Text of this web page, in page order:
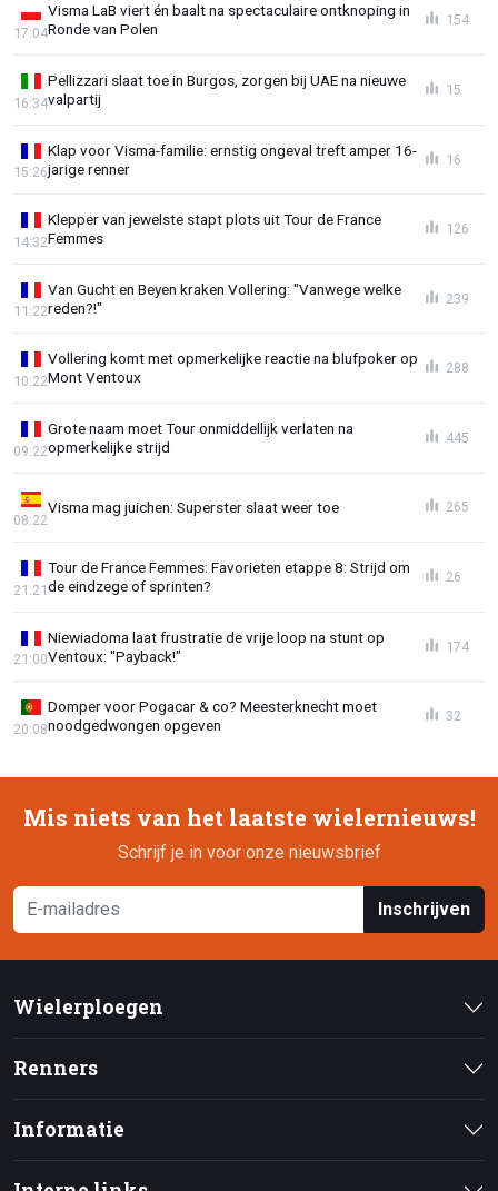
Visma LaB viert én baalt na spectaculaire ontknoping in
Ronde van Polen
17:04
154
Pellizzari slaat toe in Burgos, zorgen bij UAE na nieuwe
valpartij
16:34
15
Klap voor Visma-familie: ernstig ongeval treft amper 16-
jarige renner
15:26
16
Klepper van jewelste stapt plots uit Tour de France
Femmes
14:32
126
Van Gucht en Beyen kraken Vollering: "Vanwege welke
reden?!"
11:22
239
Vollering komt met opmerkelijke reactie na blufpoker op
Mont Ventoux
10:22
288
Grote naam moet Tour onmiddellijk verlaten na
opmerkelijke strijd
09:22
445
Visma mag juichen: Superster slaat weer toe
08:22
265
Tour de France Femmes: Favorieten etappe 8: Strijd om
de eindzege of sprinten?
21:21
26
Niewiadoma laat frustratie de vrije loop na stunt op
Ventoux: "Payback!"
21:00
174
Domper voor Pogacar & co? Meesterknecht moet
noodgedwongen opgeven
20:08
32
Mis niets van het laatste wielernieuws!
Schrijf je in voor onze nieuwsbrief
Inschrijven
Wielerploegen
Renners
Informatie